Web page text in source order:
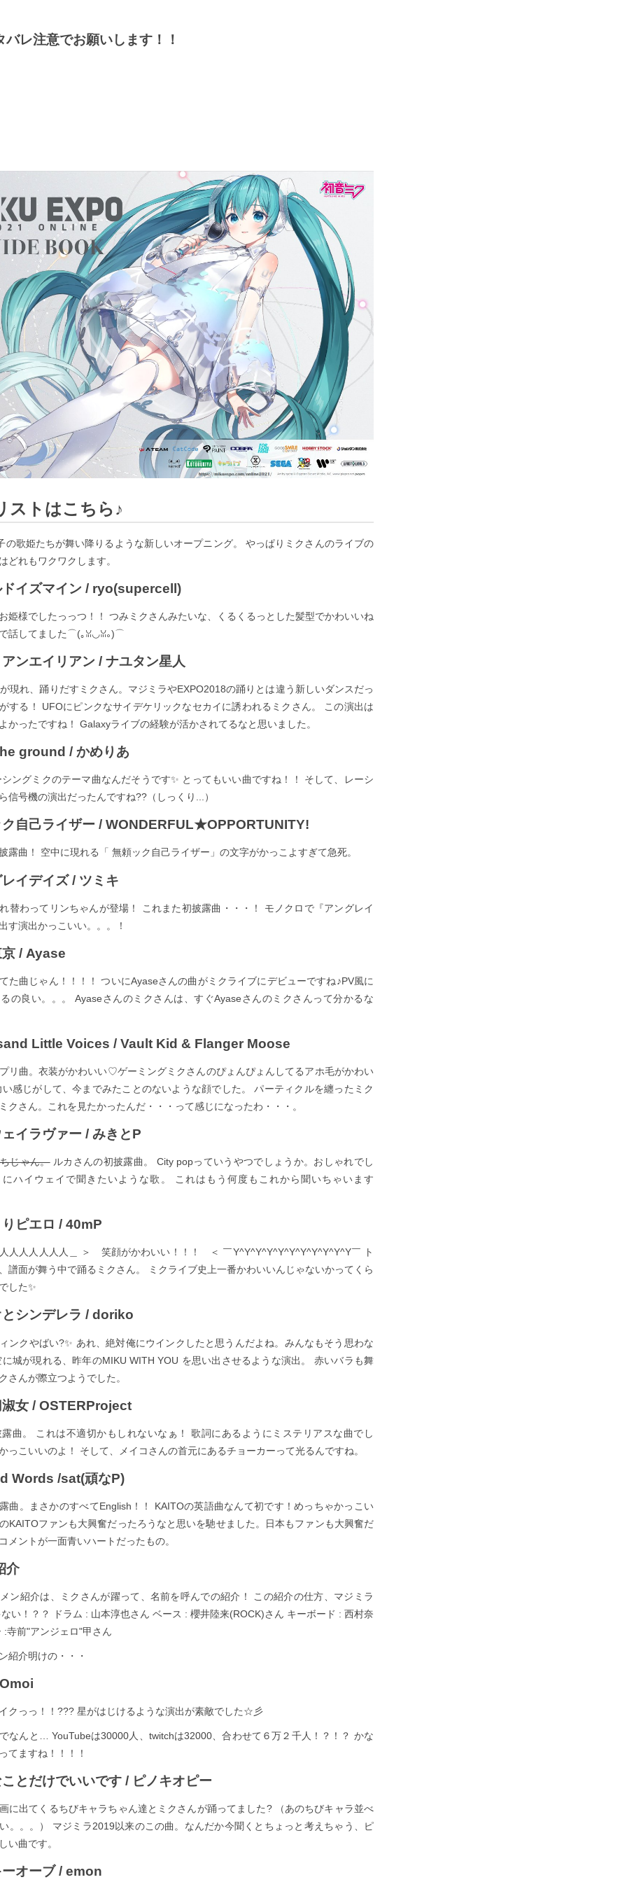
レ注意でお願いします！！
ストはこちら♪
の歌姫たちが舞い降りるような新しいオープニング。 やっぱりミクさんのライブの
どれもワクワクします。
ドイズマイン / ryo(supercell)
姫様でしたっっつ！！ つみミクさんみたいな、くるくるっとした髪型でかわいいね
話してました⌒(｡ꈍ◡ꈍ｡)⌒
ンエイリアン / ナユタン星人
現れ、踊りだすミクさん。マジミラやEXPO2018の踊りとは違う新しいダンスだっ
する！ UFOにピンクなサイデケリックなセカイに誘われるミクさん。 この演出は
かったですね！ Galaxyライブの経験が活かされてるなと思いました。
ground / かめりあ
ングミクのテーマ曲なんだそうです✨ とってもいい曲ですね！！ そして、レーシ
信号機の演出だったんですね??（しっくり...）
自己ライザー / WONDERFUL★OPPORTUNITY!
露曲！ 空中に現れる「 無頼ック自己ライザー」の文字がかっこよすぎて急死。
イデイズ / ツミキ
替わってリンちゃんが登場！ これまた初披露曲・・・！ モノクロで『アングレイ
す演出かっこいい。。。！
/ Ayase
た曲じゃん！！！！ ついにAyaseさんの曲がミクライブにデビューですね♪PV風に
の良い。。。 Ayaseさんのミクさんは、すぐAyaseさんのミクさんって分かるな
Little Voices / Vault Kid & Flanger Moose
リ曲。衣装がかわいい♡ゲーミングミクさんのぴょんぴょんしてるアホ毛がかわい
感じがして、今までみたことのないような顔でした。 パーティクルを纏ったミク
クさん。これを見たかったんだ・・・って感じになったわ・・・。
イラヴァー / みきとP
じゃん。ルカさんの初披露曲。 City popっていうやつでしょうか。おしゃれでし
ハイウェイで聞きたいような歌。 これはもう何度もこれから聞いちゃいます
ピエロ / 40mP
人人人人人人＿ ＞ 笑顔がかわいい！！！ ＜ ￣Y^Y^Y^Y^Y^Y^Y^Y^Y^Y^Y￣ ト
譜面が舞う中で踊るミクさん。 ミクライブ史上一番かわいいんじゃないかってくら
した✨
シンデレラ / doriko
ンクやばい?✨ あれ、絶対俺にウインクしたと思うんだよね。みんなもそう思わな
城が現れる、昨年のMIKU WITH YOU を思い出させるような演出。 赤いバラも舞
さんが際立つようでした。
女 / OSTERProject
曲。 これは不適切かもしれないなぁ！ 歌詞にあるようにミステリアスな曲でし
っこいいのよ！ そして、メイコさんの首元にあるチョーカーって光るんですね。
Words /sat(頑なP)
曲。まさかのすべてEnglish！！ KAITOの英語曲なんて初です！めっちゃかっこい
KAITOファンも大興奮だったろうなと思いを馳せました。日本もファンも大興奮だ
メントが一面青いハートだったもの。
介
ン紹介は、ミクさんが躍って、名前を呼んでの紹介！ この紹介の仕方、マジミラ
い！？？ ドラム : 山本淳也さん ベース : 櫻井陸来(ROCK)さん キーボード : 西村奈
:寺前"アンジェロ"甲さん
紹介明けの・・・
クっっ！！??? 星がはじけるような演出が素敵でした☆彡
なんと… YouTubeは30000人、twitchは32000、合わせて６万２千人！？！？ かな
てますね！！！！
とだけでいいです / ピノキオピー
に出てくるちびキャラちゃん達とミクさんが踊ってました? （あのちびキャラ並べ
。。。） マジミラ2019以来のこの曲。なんだか今聞くとちょっと考えちゃう、ピ
い曲です。
オーブ / emon